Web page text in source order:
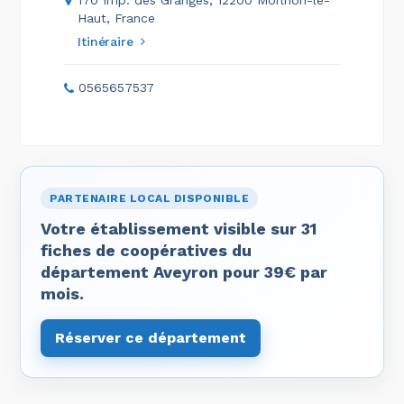
Haut, France
Itinéraire
0565657537
PARTENAIRE LOCAL DISPONIBLE
Votre établissement visible sur 31
fiches de coopératives du
département Aveyron pour 39€ par
mois.
Réserver ce département